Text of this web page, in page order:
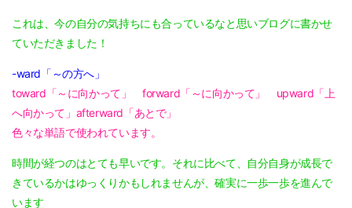
これは、今の自分の気持ちにも合っているなと思いブログに書かせ
ていただきました！
-ward「～の方へ」
toward「～に向かって」 forward「～に向かって」 upward「上
へ向かって」afterward「あとで」
色々な単語で使われています。
時間が経つのはとても早いです。それに比べて、自分自身が成長で
きているかはゆっくりかもしれませんが、確実に一歩一歩を進んで
います